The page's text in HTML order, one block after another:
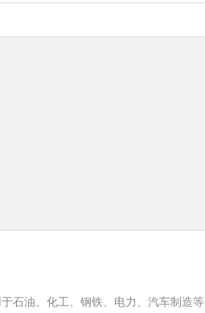
石油、化工、钢铁、电力、汽车制造等